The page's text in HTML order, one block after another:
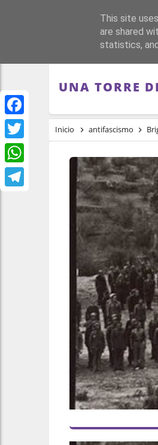
Facebook
Twitter
WhatsApp
UNA TORRE
Inicio antifascismo
This site
are shared
statistics,